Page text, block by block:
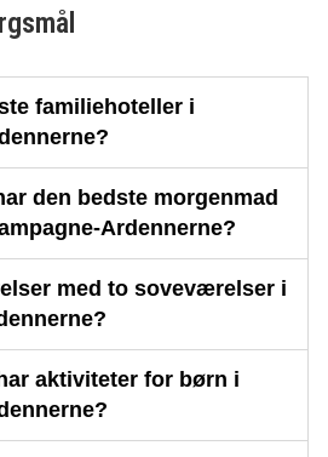
familiehoteller i
den bedste morgenmad
Ardennerne?
med to soveværelser i
aktiviteter for børn i